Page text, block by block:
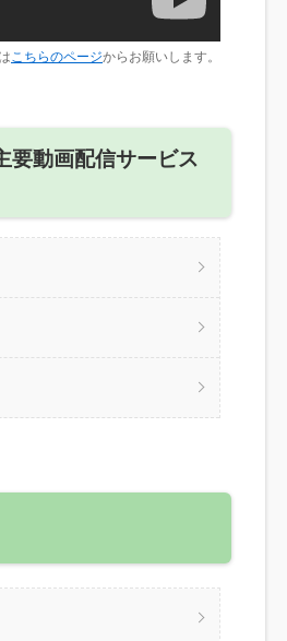
こちらのページからお願いします。
要動画配信サービス